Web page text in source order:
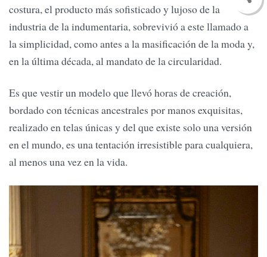
costura, el producto más sofisticado y lujoso de la
industria de la indumentaria, sobrevivió a este llamado a
la simplicidad, como antes a la masificación de la moda y,
en la última década, al mandato de la circularidad.
Es que vestir un modelo que llevó horas de creación,
bordado con técnicas ancestrales por manos exquisitas,
realizado en telas únicas y del que existe solo una versión
en el mundo, es una tentación irresistible para cualquiera,
al menos una vez en la vida.